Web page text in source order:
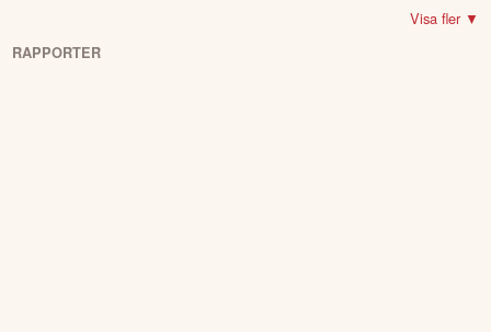
Nej
Visa fler ▼
RAPPORTER